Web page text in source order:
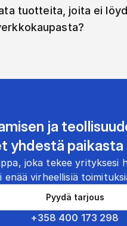
tuotteita, joita ei
ja
yhdestä paikasta
joka tekee yrityksesi
enää virheellisiä
+358 400 173 298
Pyydä tarjous